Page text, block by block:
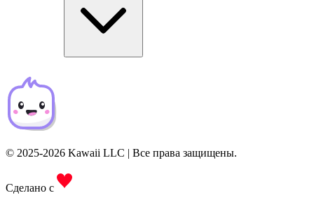
© 2025-2026 Kawaii LLC | Все права защищены.
Сделано с